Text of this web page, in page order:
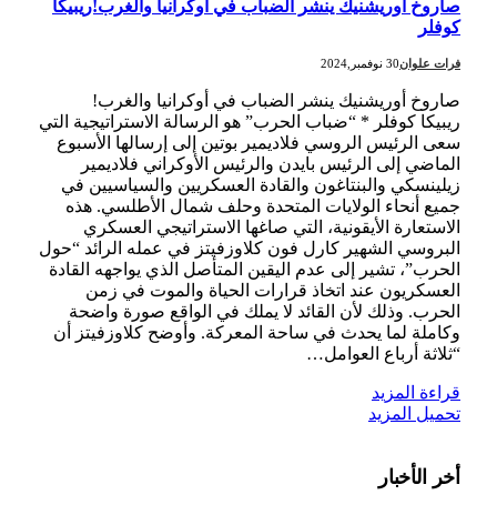
صاروخ أوريشنيك ينشر الضباب في أوكرانيا والغرب!ريبيكا
كوفلر
فرات علوان30 نوفمبر,2024
صاروخ أوريشنيك ينشر الضباب في أوكرانيا والغرب!
ريبيكا كوفلر * “ضباب الحرب” هو الرسالة الاستراتيجية التي
سعى الرئيس الروسي فلاديمير بوتين إلى إرسالها الأسبوع
الماضي إلى الرئيس بايدن والرئيس الأوكراني فلاديمير
زيلينسكي والبنتاغون والقادة العسكريين والسياسيين في
جميع أنحاء الولايات المتحدة وحلف شمال الأطلسي. هذه
الاستعارة الأيقونية، التي صاغها الاستراتيجي العسكري
البروسي الشهير كارل فون كلاوزفيتز في عمله الرائد “حول
الحرب”، تشير إلى عدم اليقين المتأصل الذي يواجهه القادة
العسكريون عند اتخاذ قرارات الحياة والموت في زمن
الحرب. وذلك لأن القائد لا يملك في الواقع صورة واضحة
وكاملة لما يحدث في ساحة المعركة. وأوضح كلاوزفيتز أن
“ثلاثة أرباع العوامل…
قراءة المزيد
تحميل المزيد
أخر الأخبار